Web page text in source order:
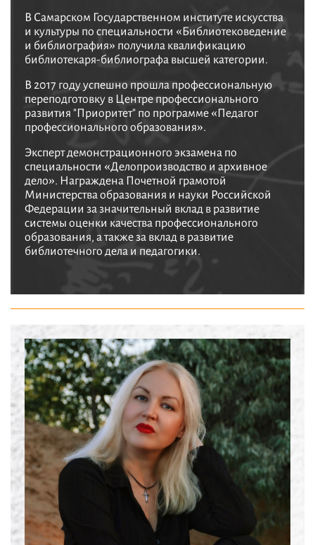
В Самарском Государственном институте искусства
и культуры по специальности «Библиотековедение
и библиография» получила квалификацию
библиотекаря-библиографа высшей категории.
В 2017 году успешно прошла профессиональную
переподготовку в Центре профессионального
развития "Приоритет" по программе «Педагог
профессионального образования».
Эксперт демонстрационного экзамена по
специальности «Делопроизводство и архивное
дело». Награждена Почетной грамотой
Министерства образования и науки Российской
Федерации за значительный вклад в развитие
системы оценки качества профессионального
образования, а также за вклад в развитие
библиотечного дела и педагогики.